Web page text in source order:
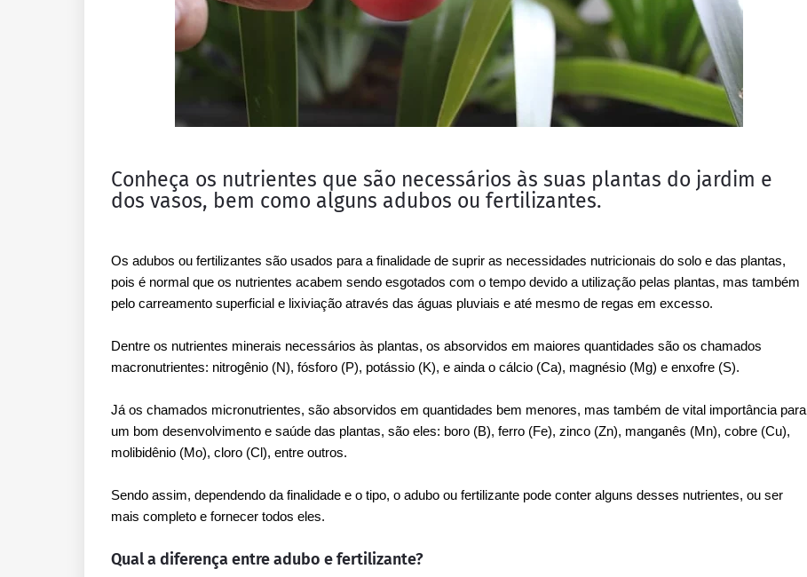
Conheça os nutrientes que são necessários às suas plantas do jardim e
dos vasos, bem como alguns adubos ou fertilizantes.
Os adubos ou fertilizantes são usados para a finalidade de suprir as necessidades nutricionais do solo e das plantas,
pois é normal que os nutrientes acabem sendo esgotados com o tempo devido a utilização pelas plantas, mas também
pelo carreamento superficial e lixiviação através das águas pluviais e até mesmo de regas em excesso.
Dentre os nutrientes minerais necessários às plantas, os absorvidos em maiores quantidades são os chamados
macronutrientes: nitrogênio (N), fósforo (P), potássio (K), e ainda o cálcio (Ca), magnésio (Mg) e enxofre (S).
Já os chamados micronutrientes, são absorvidos em quantidades bem menores, mas também de vital importância para
um bom desenvolvimento e saúde das plantas, são eles: boro (B), ferro (Fe), zinco (Zn), manganês (Mn), cobre (Cu),
molibidênio (Mo), cloro (Cl), entre outros.
Sendo assim, dependendo da finalidade e o tipo, o adubo ou fertilizante pode conter alguns desses nutrientes, ou ser
mais completo e fornecer todos eles.
Qual a diferença entre adubo e fertilizante?